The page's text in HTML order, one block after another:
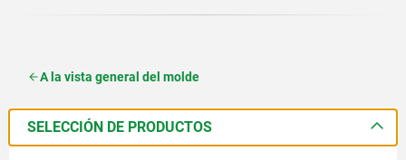
A la vista general del molde
SELECCIÓN DE PRODUCTOS